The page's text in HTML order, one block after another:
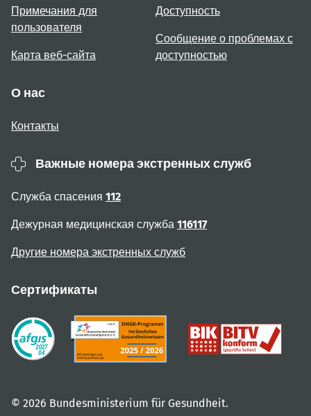
Примечания для
пользователя
Карта веб-сайта
Доступность
Сообщение о проблемах с
доступностью
О нас
Контакты
Важные номера экстренных служб
Служба спасения 112
Дежурная медицинская служба 116117
Другие номера экстренных служб
Сертификаты
© 2026 Bundesministerium für Gesundheit.